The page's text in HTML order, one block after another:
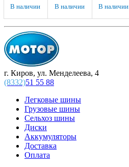
В наличии В наличии В наличии
г. Киров, ул. Менделеева, 4
(8332)51 55 88
Легковые шины
Грузовые шины
Сельхоз шины
Диски
Аккумуляторы
Доставка
Оплата